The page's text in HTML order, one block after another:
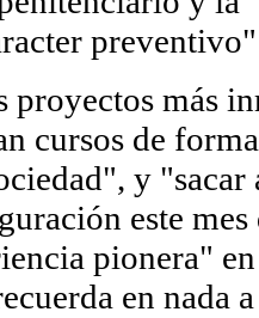
proyectos más
cursos de
y
este
pionera"
en